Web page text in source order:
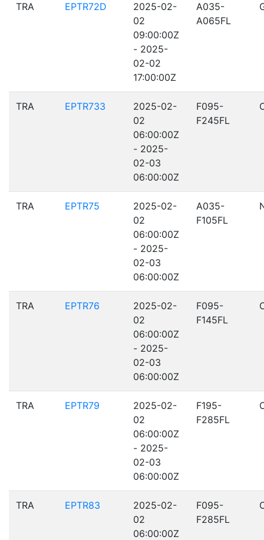
TRA EPTR72D
2025-02-
02
09:00:00Z
- 2025-
02-02
17:00:00Z
A035-
A065FL
TRA EPTR733
2025-02-
02
06:00:00Z
- 2025-
02-03
06:00:00Z
F095-
F245FL
TRA EPTR75
2025-02-
02
06:00:00Z
- 2025-
02-03
06:00:00Z
A035-
F105FL
TRA EPTR76
2025-02-
02
06:00:00Z
- 2025-
02-03
06:00:00Z
F095-
F145FL
TRA EPTR79
2025-02-
02
06:00:00Z
- 2025-
02-03
06:00:00Z
F195-
F285FL
TRA EPTR83
2025-02-
02
06:00:00Z
F095-
F285FL